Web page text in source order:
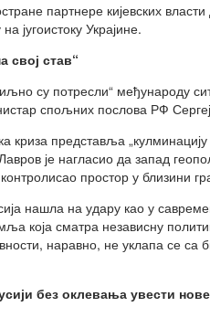
партнере кијевских
југоистоку Украјине.
свој став“
су потресли“ међународу
спољних послова РФ
криза представља
је нагласио да запад
простор у близини
нашла на удару као у
која сматра независну
наравно, не уклапа се са
без оклевања увести